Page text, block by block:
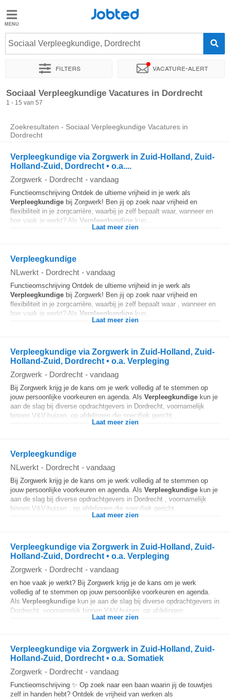
Jobted
Vacatures
Salarissen
Jobted
Sociaal Verpleegkundige, Dordrecht
Filters Vacature-alert
Sorteer op Exacte locatie Bedrijf Uitzendbureau
Sociaal Verpleegkundige Vacatures in Dordrecht
1 - 15 van 57
Zoekresultaten - Sociaal Verpleegkundige Vacatures in
Dordrecht
Verpleegkundige via Zorgwerk in Zuid-Holland, Zuid-
Holland-Zuid, Dordrecht • o.a....
Zorgwerk - Dordrecht - vandaag
Functieomschrijving Ontdek de ultieme vrijheid in je werk als
Verpleegkundige bij Zorgwerk! Ben jij op zoek naar vrijheid en
flexibiliteit in je zorgcarrière, waarbij je zelf bepaalt waar, wanneer en
hoe vaak je werkt? Als Verpleegkundige kun...
Laat meer zien
Verpleegkundige
NLwerkt - Dordrecht - vandaag
Functieomschrijving Ontdek de ultieme vrijheid in je werk als
Verpleegkundige bij Zorgwerk! Ben jij op zoek naar vrijheid en
flexibiliteit in je zorgcarrière, waarbij je zelf bepaalt waar , wanneer en
hoe vaak je werkt? Als Verpleegkundige kun...
Laat meer zien
Verpleegkundige via Zorgwerk in Zuid-Holland, Zuid-
Holland-Zuid, Dordrecht • o.a. Verpleging
Zorgwerk - Dordrecht - vandaag
Bij Zorgwerk krijg je de kans om je werk volledig af te stemmen op
jouw persoonlijke voorkeuren en agenda. Als Verpleegkundige kun je
aan de slag bij diverse opdrachtgevers in Dordrecht, voornamelijk
binnen V&V-huizen, op afdelingen die specifiek gericht...
Laat meer zien
Verpleegkundige
NLwerkt - Dordrecht - vandaag
Bij Zorgwerk krijg je de kans om je werk volledig af te stemmen op
jouw persoonlijke voorkeuren en agenda. Als Verpleegkundige kun je
aan de slag bij diverse opdrachtgevers in Dordrecht , voornamelijk
binnen V&V-huizen , op afdelingen die specifiek gericht...
Laat meer zien
Verpleegkundige via Zorgwerk in Zuid-Holland, Zuid-
Holland-Zuid, Dordrecht • o.a. Verpleging
Zorgwerk - Dordrecht - vandaag
en hoe vaak je werkt? Bij Zorgwerk krijg je de kans om je werk
volledig af te stemmen op jouw persoonlijke voorkeuren en agenda.
Als Verpleegkundige kun je aan de slag bij diverse opdrachtgevers in
Dordrecht, voornamelijk binnen V&V-huizen, op afdelingen...
Laat meer zien
Verpleegkundige via Zorgwerk in Zuid-Holland, Zuid-
Holland-Zuid, Dordrecht • o.a. Somatiek
Zorgwerk - Dordrecht - vandaag
Functieomschrijving ✨ Op zoek naar een baan waarin jij de touwtjes
zelf in handen hebt? Ontdek de vrijheid van werken als